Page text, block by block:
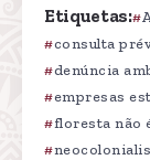
Etiquetas:
consulta
denúncia
empresas
floresta não